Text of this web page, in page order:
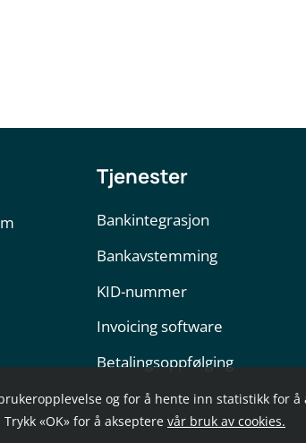
Tjenester
Bankintegrasjon
Bankavstemming
KID-nummer
Invoicing software
Betalingsoppfølging
og for å hente inn statistikk for
«OK» for å akseptere vår bruk av cookies.